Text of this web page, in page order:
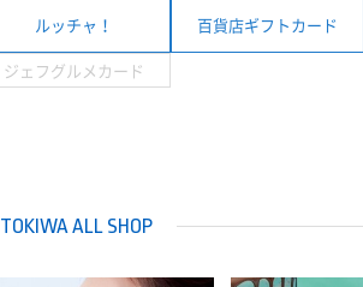
ルッチャ！ 百貨店ギフトカード
ジェフグルメカード
ALL SHOP